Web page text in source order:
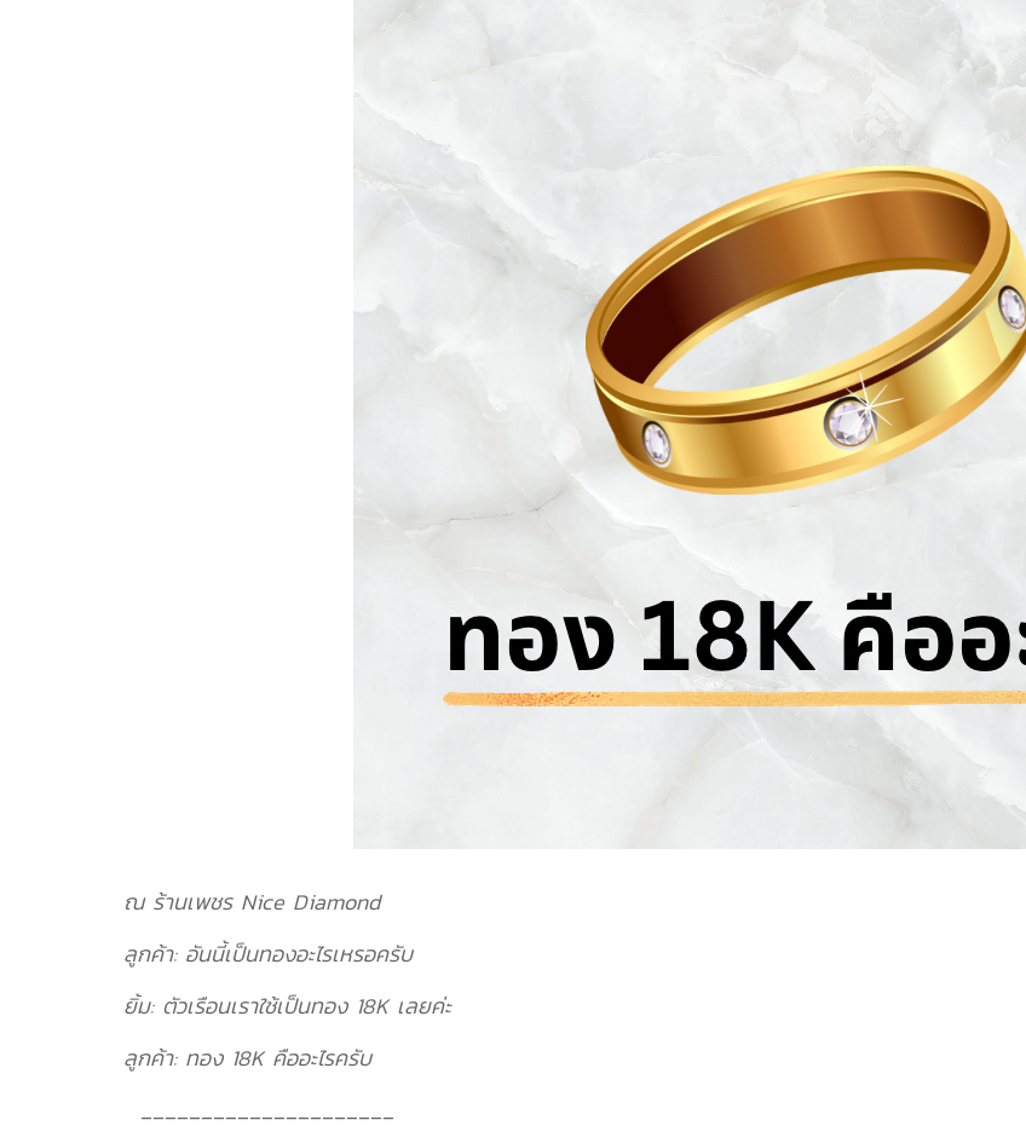
ณ ร้านเพชร Nice Diamond
ลูกค้า: อันนี้เป็นทองอะไรเหรอครับ
ยิ้ม: ตัวเรือนเราใช้เป็นทอง 18K เลยค่ะ
ลูกค้า: ทอง 18K คืออะไรครับ
_____________________